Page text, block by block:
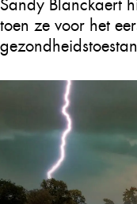
Sandy Blanckaert
toen ze voor het